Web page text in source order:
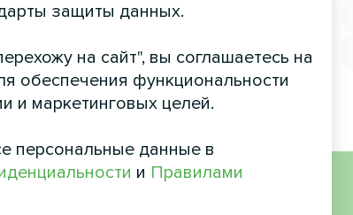
защиты данных.
на сайт", вы соглашаетесь на
обеспечения функциональности
и маркетинговых целей.
персональные данные в
и Правилами